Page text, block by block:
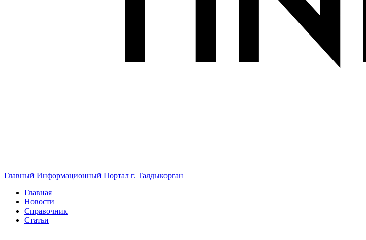
Главный Информационный Портал г. Талдыкорган
Главная
Новости
Справочник
Статьи